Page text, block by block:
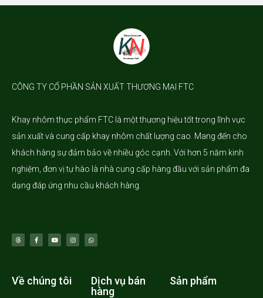
CÔNG TY CỔ PHẦN SẢN XUẤT THƯƠNG MẠI FTC
Khay nhômthực phẩm FTC là một thương hiệu tốt trong lĩnh vực
sản xuất và cung cấp khay nhôm chất lượng cao. Mang đến cho
khách hàng sự đảm bảo về nhiều góc cạnh. Với hơn 5 năm kinh
nghiệm, đơn vị tự hào là nhà cung cấp hàng đầu với sản phẩm đa
dạng đáp ứng nhu cầu khách hàng.
Về chúng tôi
Dịch vụ bán
hàng
Sản phẩm